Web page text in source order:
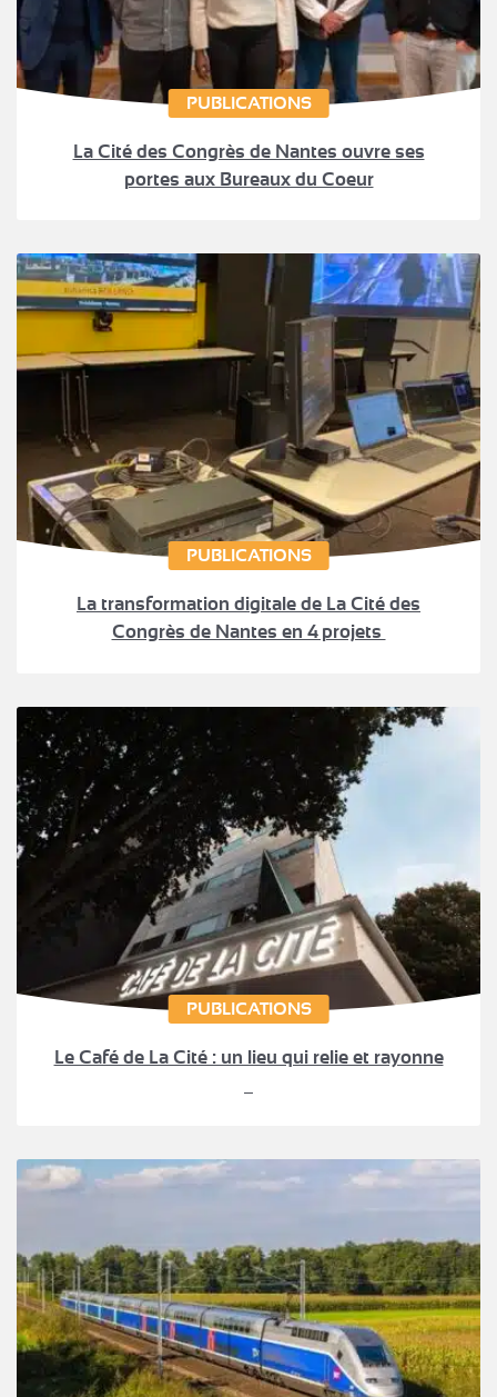
PUBLICATIONS
La Cité des Congrès de Nantes ouvre ses
portes aux Bureaux du Coeur
PUBLICATIONS
La transformation digitale de La Cité des
Congrès de Nantes en 4 projets
PUBLICATIONS
Le Café de La Cité : un lieu qui relie et rayonne